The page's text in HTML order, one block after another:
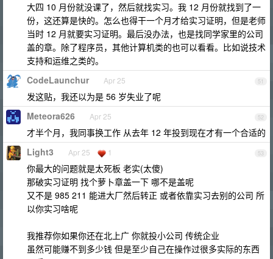
大四 10 月份就没课了，然后就找实习。我 12 月份就找到了一
份，这还算是快的。怎么也得干一个月才给实习证明，但是老师
当时 12 月就要实习证明。最后没办法，也是找同学家里的公司
盖的章。除了程序员，其他计算机类的也可以看看。比如说技术
支持和运维之类的。
51
CodeLaunchur Apr 25
发这贴，我还以为是 56 岁失业了呢
52
Meteora626 Apr 25
才半个月，我同事换工作 从去年 12 年投到现在才有一个合适的
53
Light3 Apr 25 1
你最大的问题就是太死板 老实(太傻)
那破实习证明 找个萝卜章盖一下 哪不是盖呢
又不是 985 211 能进大厂然后转正 或者依靠实习去别的公司 所
以你实习啥呢
我推荐你如果你还在北上广 你就投小公司 传统企业
虽然可能赚不到多少钱 但是至少自己在操作过很多实际的东西